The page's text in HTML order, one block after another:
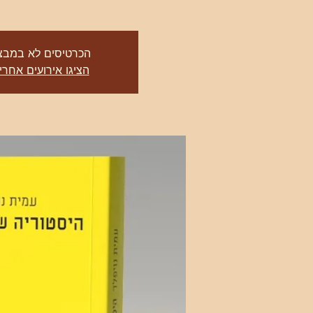
הכרטיסים לא
הציגו אירועים